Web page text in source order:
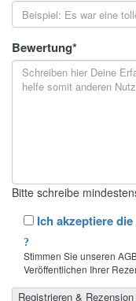
Bewertung*
Bitte schreibe
Ich akzeptiere
Stimmen Sie unseren
Veröffentlichen Ihrer